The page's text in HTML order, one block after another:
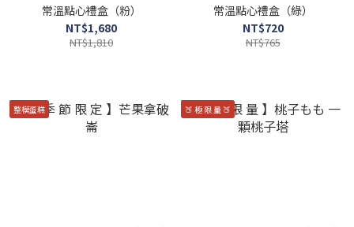
常溫點心禮盒（粉）
NT$1,680
NT$1,810
常溫點心禮盒（綠）
NT$720
NT$765
整模蛋糕 🍑 極 限 量 🍑